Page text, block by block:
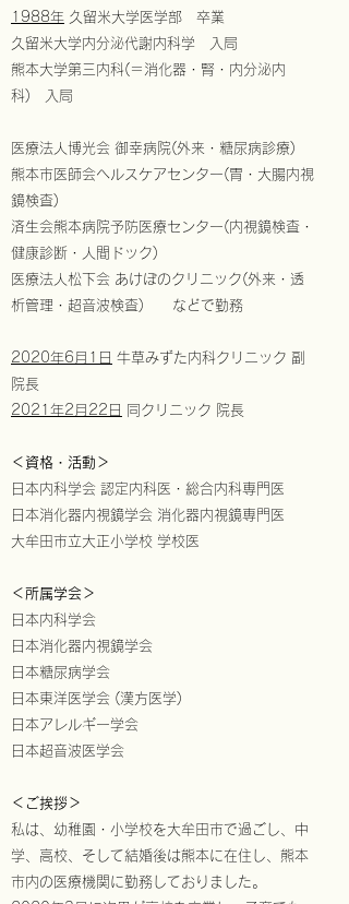
1988年 久留米大学医学部 卒業
​ 久留米大学内分泌代謝内科学 入局
熊本大学第三内科(＝消化器・腎・内分泌内
科) 入局
医療法人博光会 御幸病院(外来・糖尿病診療)
熊本市医師会ヘルスケアセンター(胃・大腸内視
鏡検査)
済生会熊本病院予防医療センター(内視鏡検査・
健康診断・人間ドック)
医療法人松下会 あけぼのクリニック(外来・透
析管理・超音波検査) などで勤務
2020年6月1日 牛草みずた内科クリニック 副
院長
2021年2月22日
同クリニック 院長
＜資格・活動 ＞
日本内科学会 認定内科医・総合内科専門医
​日本消化器内視鏡学会 消化器内視鏡専門医
大牟田市立大正小学校 学校医​
＜所属学会＞
日本内科学会
日本消化器内視鏡学会
日本糖尿病学会
日本東洋医学会 (漢方医学)
日本アレルギー学会
日本超音波医学会
＜ご挨拶＞
私は、幼稚園・小学校を大牟田市で過ごし、中
学、高校、そして結婚後は熊本に在住し、熊本
市内の医療機関に勤務しておりました。